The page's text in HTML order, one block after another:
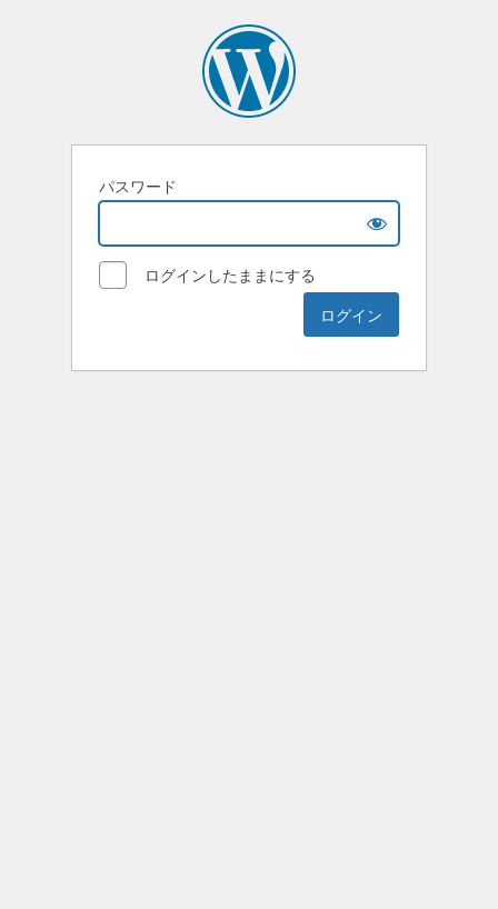
パスワード
ログインしたままにする